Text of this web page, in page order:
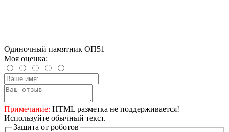
Одиночный памятник ОП51
Моя оценка:
Примечание: HTML разметка не поддерживается!
Используйте обычный текст.
Защита от роботов